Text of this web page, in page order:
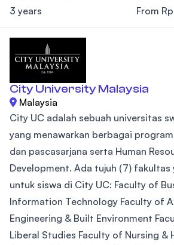
3 years From
City University Malaysia
Malaysia
City UC adalah sebuah universitas
yang menawarkan berbagai
dan pascasarjana serta Human
Development. Ada tujuh (7) fakultas
untuk siswa di City UC: Faculty of
Information Technology Faculty of
Engineering & Built Environment
Liberal Studies Faculty of Nursing &